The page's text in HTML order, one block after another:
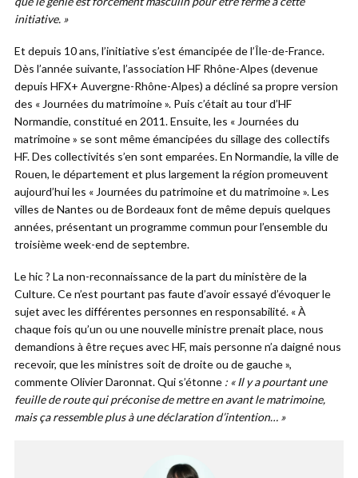
initiative. »
Et depuis 10 ans, l’initiative s’est émancipée de l’Île-de-France.
Dès l’année suivante, l’association HF Rhône-Alpes (devenue
depuis HFX+ Auvergne-Rhône-Alpes) a décliné sa propre version
des « Journées du matrimoine ». Puis c’était au tour d’HF
Normandie, constitué en 2011. Ensuite, les « Journées du
matrimoine » se sont même émancipées du sillage des collectifs
HF. Des collectivités s’en sont emparées. En Normandie, la ville de
Rouen, le département et plus largement la région promeuvent
aujourd’hui les « Journées du patrimoine et du matrimoine ». Les
villes de Nantes ou de Bordeaux font de même depuis quelques
années, présentant un programme commun pour l’ensemble du
troisième week-end de septembre.
Le hic ? La non-reconnaissance de la part du ministère de la
Culture. Ce n’est pourtant pas faute d’avoir essayé d’évoquer le
sujet avec les différentes personnes en responsabilité. « À
chaque fois qu’un ou une nouvelle ministre prenait place, nous
demandions à être reçues avec HF, mais personne n’a daigné nous
recevoir, que les ministres soit de droite ou de gauche »,
commente Olivier Daronnat. Qui s’étonne : « Il y a pourtant une
feuille de route qui préconise de mettre en avant le matrimoine,
mais ça ressemble plus à une déclaration d’intention… »